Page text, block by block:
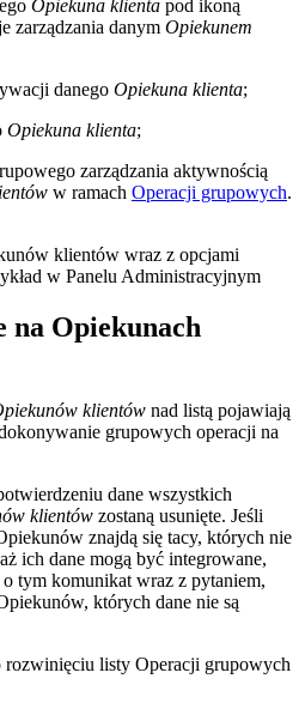
Opiekuna klienta pod ikoną
zarządzania danym Opiekunem
danego Opiekuna klienta;
Opiekuna klienta;
zarządzania aktywnością
w ramach Operacji grupowych.
klientów wraz z opcjami
w Panelu Administracyjnym
na Opiekunach
klientów nad listą pojawiają
grupowych operacji na
dane wszystkich
klientów zostaną usunięte. Jeśli
znajdą się tacy, których nie
ich dane mogą być integrowane,
tym komunikat wraz z pytaniem,
których dane nie są
rozwinięciu listy Operacji grupowych